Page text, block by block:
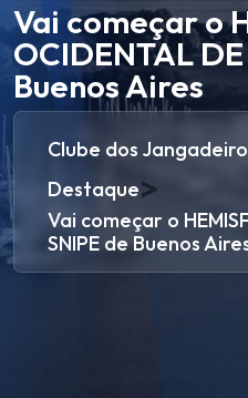
Vai começar o
OCIDENTAL
Buenos Aires
Clube dos
Destaque>
Vai começar o
SNIPE de Buenos